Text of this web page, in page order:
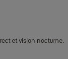
et vision nocturne.